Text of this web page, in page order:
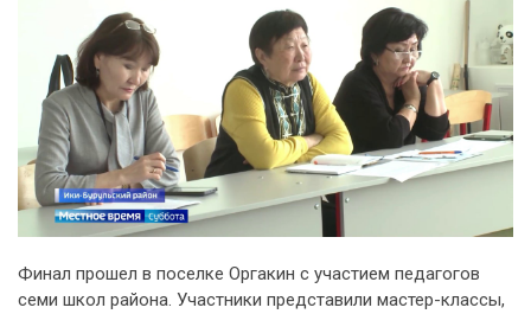
Финал прошел в поселке Оргакин с участием педагогов
семи школ района. Участники представили мастер-классы,